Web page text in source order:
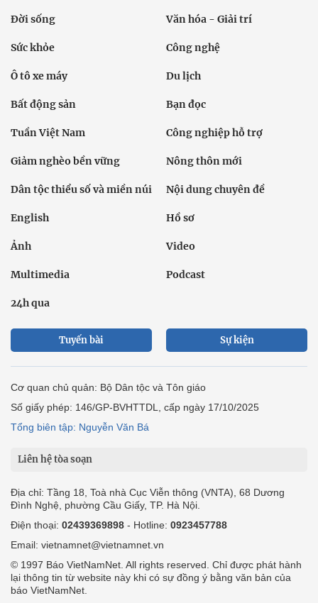
Đời sống Văn hóa - Giải trí
Sức khỏe Công nghệ
Ô tô xe máy Du lịch
Bất động sản Bạn đọc
Tuần Việt Nam Công nghiệp hỗ trợ
Giảm nghèo bền vững Nông thôn mới
Dân tộc thiểu số và miền núi Nội dung chuyên đề
English Hồ sơ
Ảnh Video
Multimedia Podcast
24h qua
Tuyến bài Sự kiện
Cơ quan chủ quản: Bộ Dân tộc và Tôn giáo
Số giấy phép: 146/GP-BVHTTDL, cấp ngày 17/10/2025
Tổng biên tập: Nguyễn Văn Bá
Liên hệ tòa soạn
Địa chỉ: Tầng 18, Toà nhà Cục Viễn thông (VNTA), 68 Dương
Đình Nghệ, phường Cầu Giấy, TP. Hà Nội.
Điện thoại: 02439369898 - Hotline: 0923457788
Email: vietnamnet@vietnamnet.vn
© 1997 Báo VietNamNet. All rights reserved. Chỉ được phát hành
lại thông tin từ website này khi có sự đồng ý bằng văn bản của
báo VietNamNet.